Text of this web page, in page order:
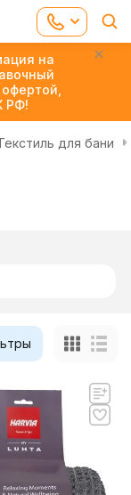
на
РФ!
для бани